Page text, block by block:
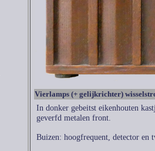
Vierlamps (+ gelijkrichter)
In donker gebeitst eikenhouten
geverfd metalen front.
Buizen: hoogfrequent, detector en